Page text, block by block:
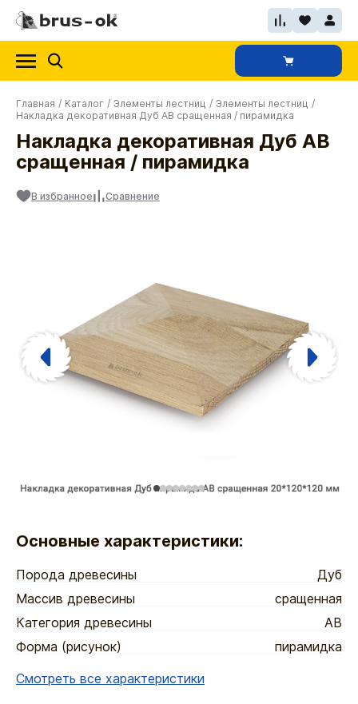
Главная / Каталог / Элементы лестниц / Элементы лестниц /
Накладка декоративная Дуб АВ сращенная / пирамидка
Накладка декоративная Дуб АВ
сращенная / пирамидка
В избранное Сравнение
Основные характеристики:
Порода древесины
Дуб
Массив древесины
сращенная
Категория древесины
АВ
Форма (рисунок)
пирамидка
Смотреть все характеристики